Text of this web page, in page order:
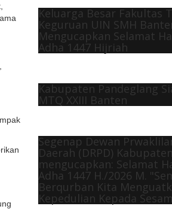
Keluarga Besar Fakultas
Keguruan UIN SMH
Mengucapkan Selamat
Adha 1447 Hijriah
Kabupaten Pandeglang
MTQ XXIII Banten
Segenap Dewan
Daerah (DRPD)
mengucapkan: Selamat
Adha 1447 H./2026 M.
Berqurban Kita
Kepedulian Kepada